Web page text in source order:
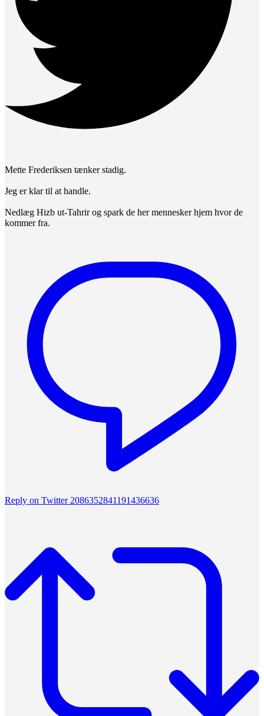
Mette Frederiksen tænker stadig.
Jeg er klar til at handle.
Nedlæg Hizb ut-Tahrir og spark de her mennesker hjem hvor de
kommer fra.
Reply on Twitter 2086352841191436636